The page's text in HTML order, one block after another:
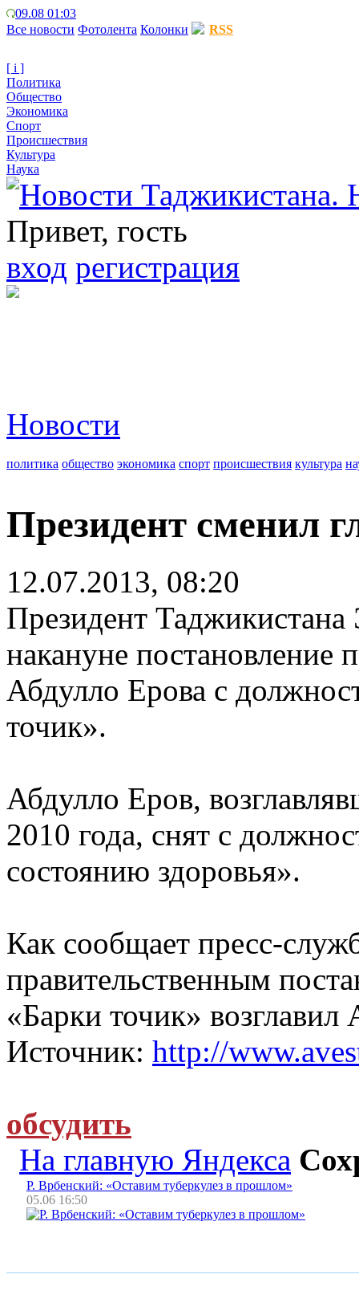
09.08 01:03
Все новости Фотолента Колонки RSS
[ i ]
Политика
Общество
Экономика
Спорт
Происшествия
Культура
Наука
Привет, гость
вход регистрация
Новости
политика общество экономика спорт происшествия культура
Президент сменил
12.07.2013, 08:20
Президент
накануне постановление
Абдулло Ерова с
точик».
Абдулло Еров,
2010 года, снят с
состоянию здоровья».
Как сообщает пресс-
правительственным
«Барки точик» возглавил
Источник: http://
обсудить
На главную Яндекса
Р. Врбенский: «Оставим туберкулез в прошлом»
05.06 16:50